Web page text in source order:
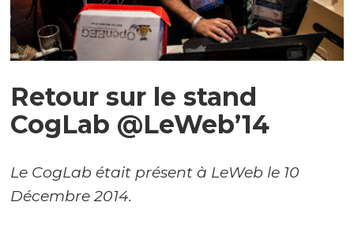
Retour sur le stand
CogLab @LeWeb’14
Le CogLab était présent à LeWeb le 10
Décembre 2014.